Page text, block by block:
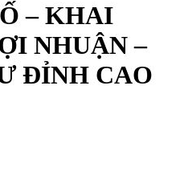
– KHAI
NHUẬN –
ĐỈNH CAO